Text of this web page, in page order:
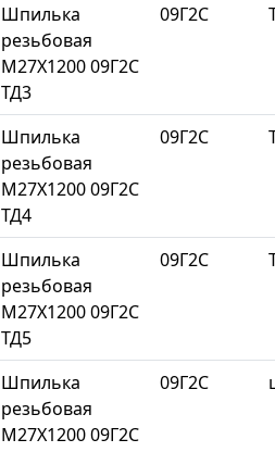
Шпилька
резьбовая
М27Х1200 09Г2С
ТД3
09Г2С
Шпилька
резьбовая
М27Х1200 09Г2С
ТД4
09Г2С
Шпилька
резьбовая
М27Х1200 09Г2С
ТД5
09Г2С
Шпилька
резьбовая
М27Х1200 09Г2С
09Г2С